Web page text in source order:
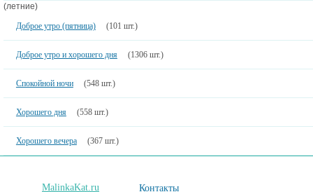
(летние)
Доброе утро (пятница)
(101 шт.)
Доброе утро и хорошего дня (1306 шт.)
Спокойной ночи (548 шт.)
Хорошего дня (558 шт.)
Хорошего вечера (367 шт.)
MalinkaKat.ru Контакты